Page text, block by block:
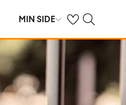
MIN SIDE Se dine sparte
Søk på ving.no